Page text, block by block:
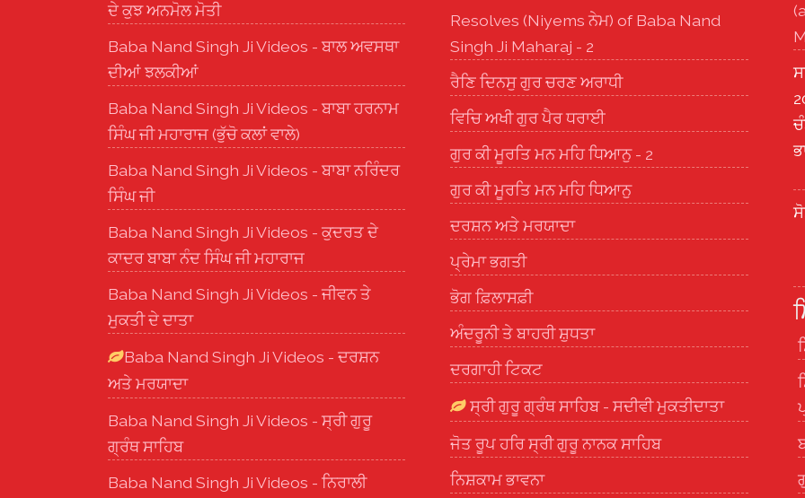
ਦੇ ਕੁਝ ਅਨਮੋਲ ਮੋਤੀ
Baba Nand Singh Ji Videos - ਬਾਲ ਅਵਸਥਾ
ਦੀਆਂ ਝਲਕੀਆਂ
Baba Nand Singh Ji Videos - ਬਾਬਾ ਹਰਨਾਮ
ਸਿੰਘ ਜੀ ਮਹਾਰਾਜ (ਭੁੱਚੋ ਕਲਾਂ ਵਾਲੇ)
Baba Nand Singh Ji Videos - ਬਾਬਾ ਨਰਿੰਦਰ
ਸਿੰਘ ਜੀ
Baba Nand Singh Ji Videos - ਕੁਦਰਤ ਦੇ
ਕਾਦਰ ਬਾਬਾ ਨੰਦ ਸਿੰਘ ਜੀ ਮਹਾਰਾਜ
Baba Nand Singh Ji Videos - ਜੀਵਨ ਤੇ
ਮੁਕਤੀ ਦੇ ਦਾਤਾ
Baba Nand Singh Ji Videos - ਦਰਸ਼ਨ
ਅਤੇ ਮਰਯਾਦਾ
Baba Nand Singh Ji Videos - ਸ੍ਰੀ ਗੁਰੂ
ਗ੍ਰੰਥ ਸਾਹਿਬ
Baba Nand Singh Ji Videos - ਨਿਰਾਲੀ
Resolves (Niyems ਨੇਮ) of Baba Nand
Singh Ji Maharaj - 2
ਰੈਣਿ ਦਿਨਸੁ ਗੁਰ ਚਰਣ ਅਰਾਧੀ
ਵਿਚਿ ਅਖੀ ਗੁਰ ਪੈਰ ਧਰਾਈ
ਗੁਰ ਕੀ ਮੂਰਤਿ ਮਨ ਮਹਿ ਧਿਆਨੁ - 2
ਗੁਰ ਕੀ ਮੂਰਤਿ ਮਨ ਮਹਿ ਧਿਆਨੁ
ਦਰਸ਼ਨ ਅਤੇ ਮਰਯਾਦਾ
ਪ੍ਰੇਮਾ ਭਗਤੀ
ਭੋਗ ਫ਼ਿਲਾਸਫ਼ੀ
ਅੰਦਰੂਨੀ ਤੇ ਬਾਹਰੀ ਸ਼ੁਧਤਾ
ਦਰਗਾਹੀ ਟਿਕਟ
ਸ੍ਰੀ ਗੁਰੂ ਗ੍ਰੰਥ ਸਾਹਿਬ - ਸਦੀਵੀ ਮੁਕਤੀਦਾਤਾ
ਜੋਤ ਰੂਪ ਹਰਿ ਸ੍ਰੀ ਗੁਰੂ ਨਾਨਕ ਸਾਹਿਬ
ਨਿਸ਼ਕਾਮ ਭਾਵਨਾ